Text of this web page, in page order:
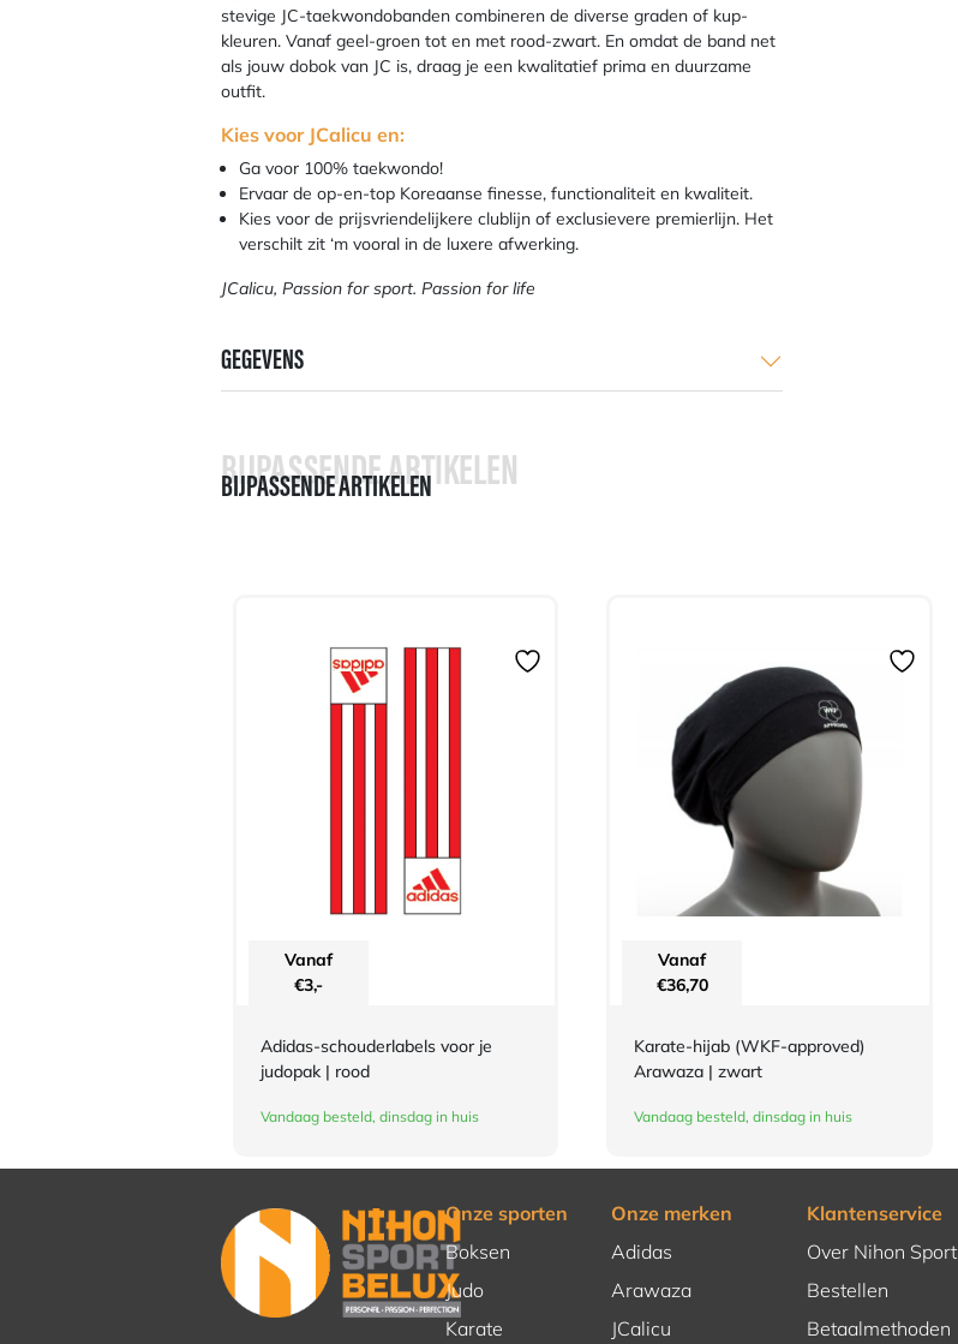
stevige JC-taekwondobanden combineren de diverse graden of kup-
kleuren. Vanaf geel-groen tot en met rood-zwart. En omdat de band net
als jouw dobok van JC is, draag je een kwalitatief prima en duurzame
outfit.
Kies voor JCalicu en:
Ga voor 100% taekwondo!
Ervaar de op-en-top Koreaanse finesse, functionaliteit en kwaliteit.
Kies voor de prijsvriendelijkere clublijn of exclusievere premierlijn. Het
verschilt zit ‘m vooral in de luxere afwerking.
JCalicu, Passion for sport. Passion for life
GEGEVENS
BIJPASSENDE ARTIKELEN
BIJPASSENDE ARTIKELEN
Vanaf
€3,-
Adidas-schouderlabels voor je
judopak | rood
Vandaag besteld, dinsdag in huis
Vanaf
€36,70
Karate-hijab (WKF-approved)
Arawaza | zwart
Vandaag besteld, dinsdag in huis
Onze sporten
Boksen
Judo
Karate
Onze merken
Adidas
Arawaza
JCalicu
Klantenservice
Over Nihon Sport
Bestellen
Betaalmethoden